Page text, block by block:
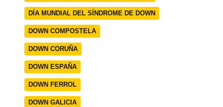
DÍA MUNDIAL DEL SÍNDROME DE DOWN
DOWN COMPOSTELA
DOWN CORUÑA
DOWN ESPAÑA
DOWN FERROL
DOWN GALICIA